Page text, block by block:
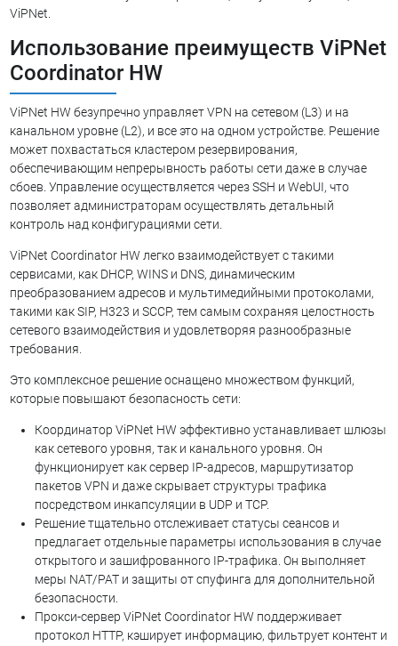
ViPNet.
Использование преимуществ ViPNet
Coordinator HW
ViPNet HW безупречно управляет VPN на сетевом (L3) и на
канальном уровне (L2), и все это на одном устройстве. Решение
может похвастаться кластером резервирования,
обеспечивающим непрерывность работы сети даже в случае
сбоев. Управление осуществляется через SSH и WebUI, что
позволяет администраторам осуществлять детальный
контроль над конфигурациями сети.
ViPNet Coordinator HW легко взаимодействует с такими
сервисами, как DHCP, WINS и DNS, динамическим
преобразованием адресов и мультимедийными протоколами,
такими как SIP, H323 и SCCP, тем самым сохраняя целостность
сетевого взаимодействия и удовлетворяя разнообразные
требования.
Это комплексное решение оснащено множеством функций,
которые повышают безопасность сети:
Координатор ViPNet HW эффективно устанавливает шлюзы
как сетевого уровня, так и канального уровня. Он
функционирует как сервер IP-адресов, маршрутизатор
пакетов VPN и даже скрывает структуры трафика
посредством инкапсуляции в UDP и TCP.
Решение тщательно отслеживает статусы сеансов и
предлагает отдельные параметры использования в случае
открытого и зашифрованного IP-трафика. Он выполняет
меры NAT/PAT и защиты от спуфинга для дополнительной
безопасности.
Прокси-сервер ViPNet Coordinator HW поддерживает
протокол HTTP, кэширует информацию, фильтрует контент и